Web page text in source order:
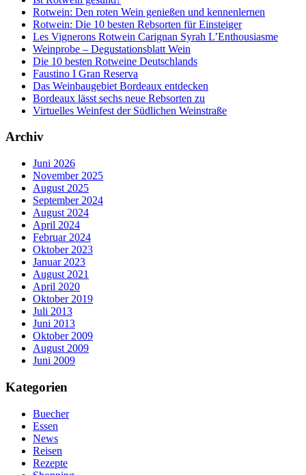
Rotwein: Den roten Wein genießen und kennenlernen
Rotwein: Die 10 besten Rebsorten für Einsteiger
Les Vignerons Rotwein Carignan Syrah L’Enthousiasme
Weinprobe – Degustationsblatt Wein
Die 10 besten Rotweine Deutschlands
Faustino I Gran Reserva
Das Weinbaugebiet Bordeaux entdecken
Bordeaux lässt sechs neue Rebsorten zu
Virtuelles Weinfest der Südlichen Weinstraße
Archiv
Juni 2026
November 2025
August 2025
September 2024
August 2024
April 2024
Februar 2024
Oktober 2023
Januar 2023
August 2021
April 2020
Oktober 2019
Juli 2013
Juni 2013
Oktober 2009
August 2009
Juni 2009
Kategorien
Buecher
Essen
News
Reisen
Rezepte